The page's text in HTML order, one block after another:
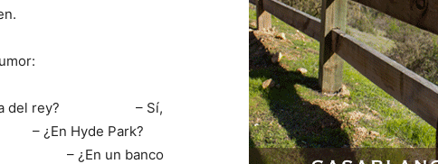
guardia del rey? – Sí,
Park?
un banco